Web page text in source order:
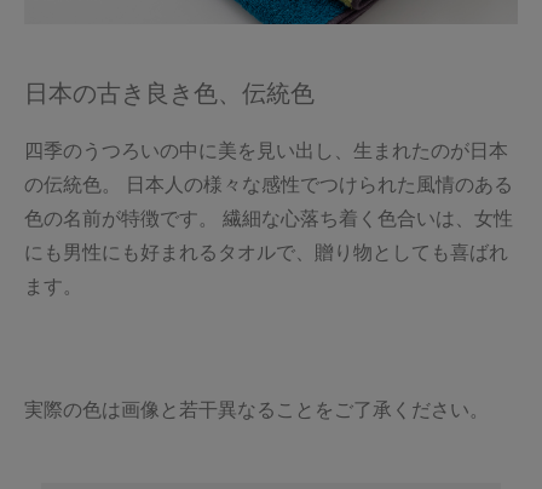
日本の古き良き色、伝統色
四季のうつろいの中に美を見い出し、生まれたのが日本
の伝統色。 日本人の様々な感性でつけられた風情のある
色の名前が特徴です。 繊細な心落ち着く色合いは、女性
にも男性にも好まれるタオルで、贈り物としても喜ばれ
ます。
実際の色は画像と若干異なることをご了承ください。